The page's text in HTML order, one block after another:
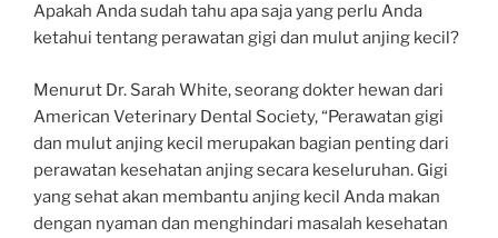
Apakah Anda sudah tahu apa saja yang perlu Anda
ketahui tentang perawatan gigi dan mulut anjing kecil?
Menurut Dr. Sarah White, seorang dokter hewan dari
American Veterinary Dental Society, “Perawatan gigi
dan mulut anjing kecil merupakan bagian penting dari
perawatan kesehatan anjing secara keseluruhan. Gigi
yang sehat akan membantu anjing kecil Anda makan
dengan nyaman dan menghindari masalah kesehatan